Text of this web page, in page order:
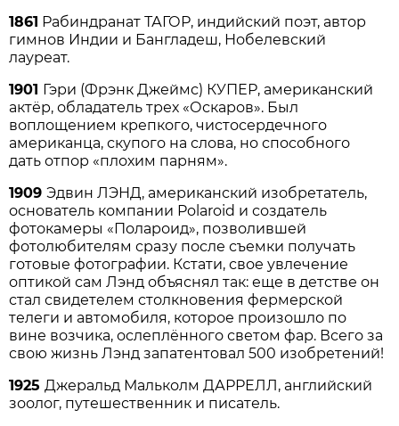
1861 Рабиндранат ТАГОР, индийский поэт, автор
гимнов Индии и Бангладеш, Нобелевский
лауреат.
1901 Гэри (Фрэнк Джеймс) КУПЕР, американский
актёр, обладатель трех «Оскаров». Был
воплощением крепкого, чистосердечного
американца, скупого на слова, но способного
дать отпор «плохим парням».
1909Эдвин ЛЭНД, американский изобретатель,
основатель компании Polaroid и создатель
фотокамеры «Полароид», позволившей
фотолюбителям сразу после съемки получать
готовые фотографии. Кстати, свое увлечение
оптикой сам Лэнд объяснял так: еще в детстве он
стал свидетелем столкновения фермерской
телеги и автомобиля, которое произошло по
вине возчика, ослеплённого светом фар. Всего за
свою жизнь Лэнд запатентовал 500 изобретений!
1925Джеральд Мальколм ДАРРЕЛЛ, английский
зоолог, путешественник и писатель.